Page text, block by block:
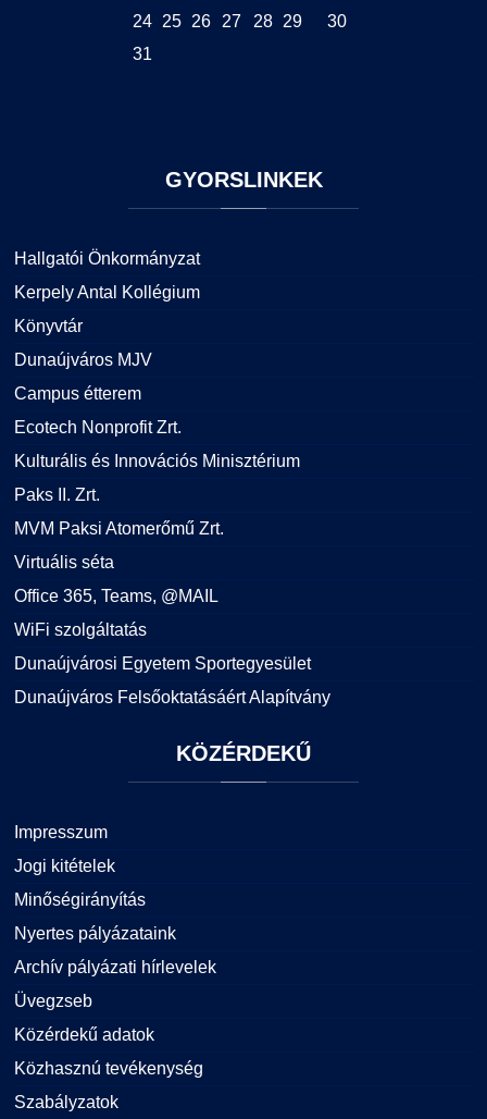
24
25 26 27 28 29
30
31
GYORSLINKEK
Hallgatói Önkormányzat
Kerpely Antal Kollégium
Könyvtár
Dunaújváros MJV
Campus étterem
Ecotech Nonprofit Zrt.
Kulturális és Innovációs Minisztérium
Paks II. Zrt.
MVM Paksi Atomerőmű Zrt.
Virtuális séta
Office 365, Teams, @MAIL
WiFi szolgáltatás
Dunaújvárosi Egyetem Sportegyesület
Dunaújváros Felsőoktatásáért Alapítvány
KÖZÉRDEKŰ
Impresszum
Jogi kitételek
Minőségirányítás
Nyertes pályázataink
Archív pályázati hírlevelek
Üvegzseb
Közérdekű adatok
Közhasznú tevékenység
Szabályzatok